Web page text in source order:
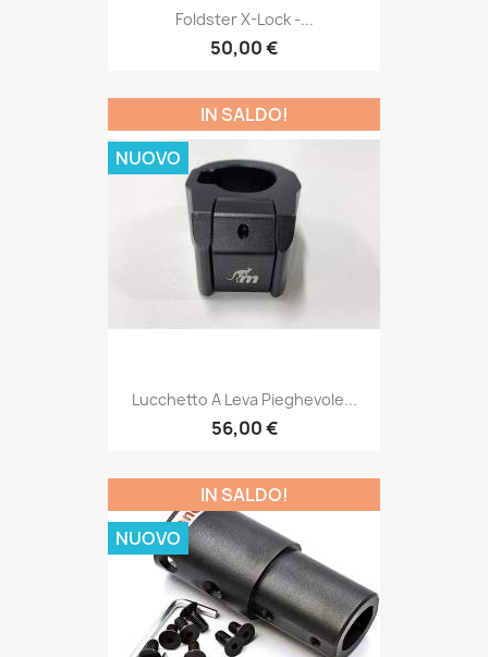
Foldster X-Lock -...
50,00 €
Lucchetto A Leva Pieghevole...
56,00 €
IN SALDO!
NUOVO
IN SALDO!
NUOVO